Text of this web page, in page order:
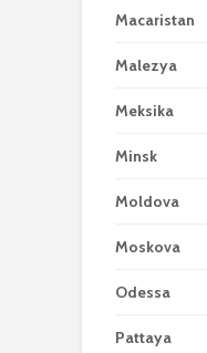
Macaristan
Malezya
Meksika
Minsk
Moldova
Moskova
Odessa
Pattaya